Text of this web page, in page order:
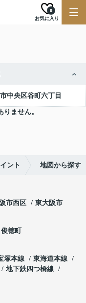
お気に入り
0
中央区谷町六丁目
ません。
ント 地図から探す
市西区 東大阪市
俊徳町
塚本線
東海道本線
地下鉄四つ橋線